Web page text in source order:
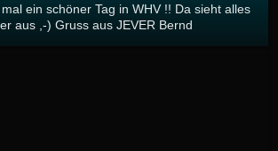
ein schöner Tag in WHV !! Da sieht alles
aus ,-) Gruss aus JEVER Bernd